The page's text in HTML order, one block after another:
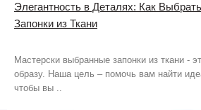
Элегантность в Деталях: Как
Запонки из Ткани
Мастерски выбранные запонки из ткани -
образу. Наша цель – помочь вам найти
чтобы вы ..